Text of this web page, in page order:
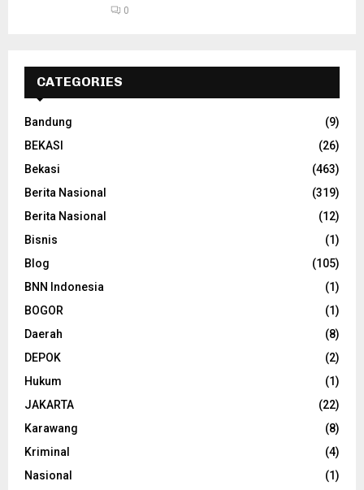
0
CATEGORIES
Bandung
(9)
BEKASI
(26)
Bekasi
(463)
Berita Nasional
(319)
Berita Nasional
(12)
Bisnis
(1)
Blog
(105)
BNN Indonesia
(1)
BOGOR
(1)
Daerah
(8)
DEPOK
(2)
Hukum
(1)
JAKARTA
(22)
Karawang
(8)
Kriminal
(4)
Nasional
(1)